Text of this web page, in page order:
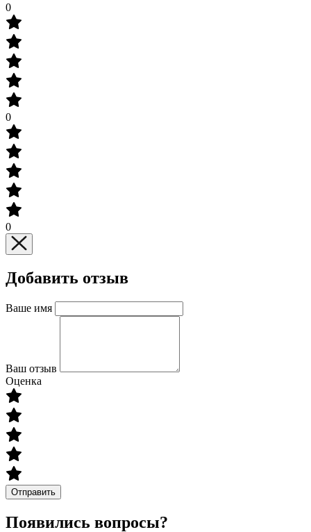
0
0
0
Добавить отзыв
Ваше имя
Ваш отзыв
Оценка
Отправить
Появились вопросы?